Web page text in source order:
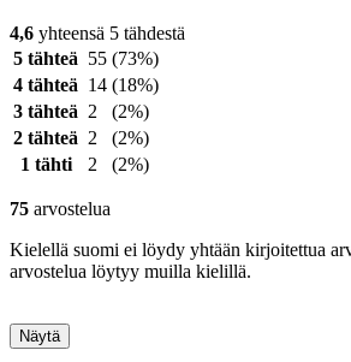
4,6 yhteensä 5 tähdestä
5 tähteä 55 (73%)
4 tähteä 14 (18%)
3 tähteä 2
(2%)
2 tähteä 2
(2%)
1 tähti
2 (2%)
75 arvostelua
Kielellä suomi ei löydy yhtään kirjoitettua
arvostelua löytyy muilla kielillä.
Näytä